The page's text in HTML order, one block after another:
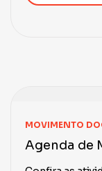
MOVIMENTO
Agenda de